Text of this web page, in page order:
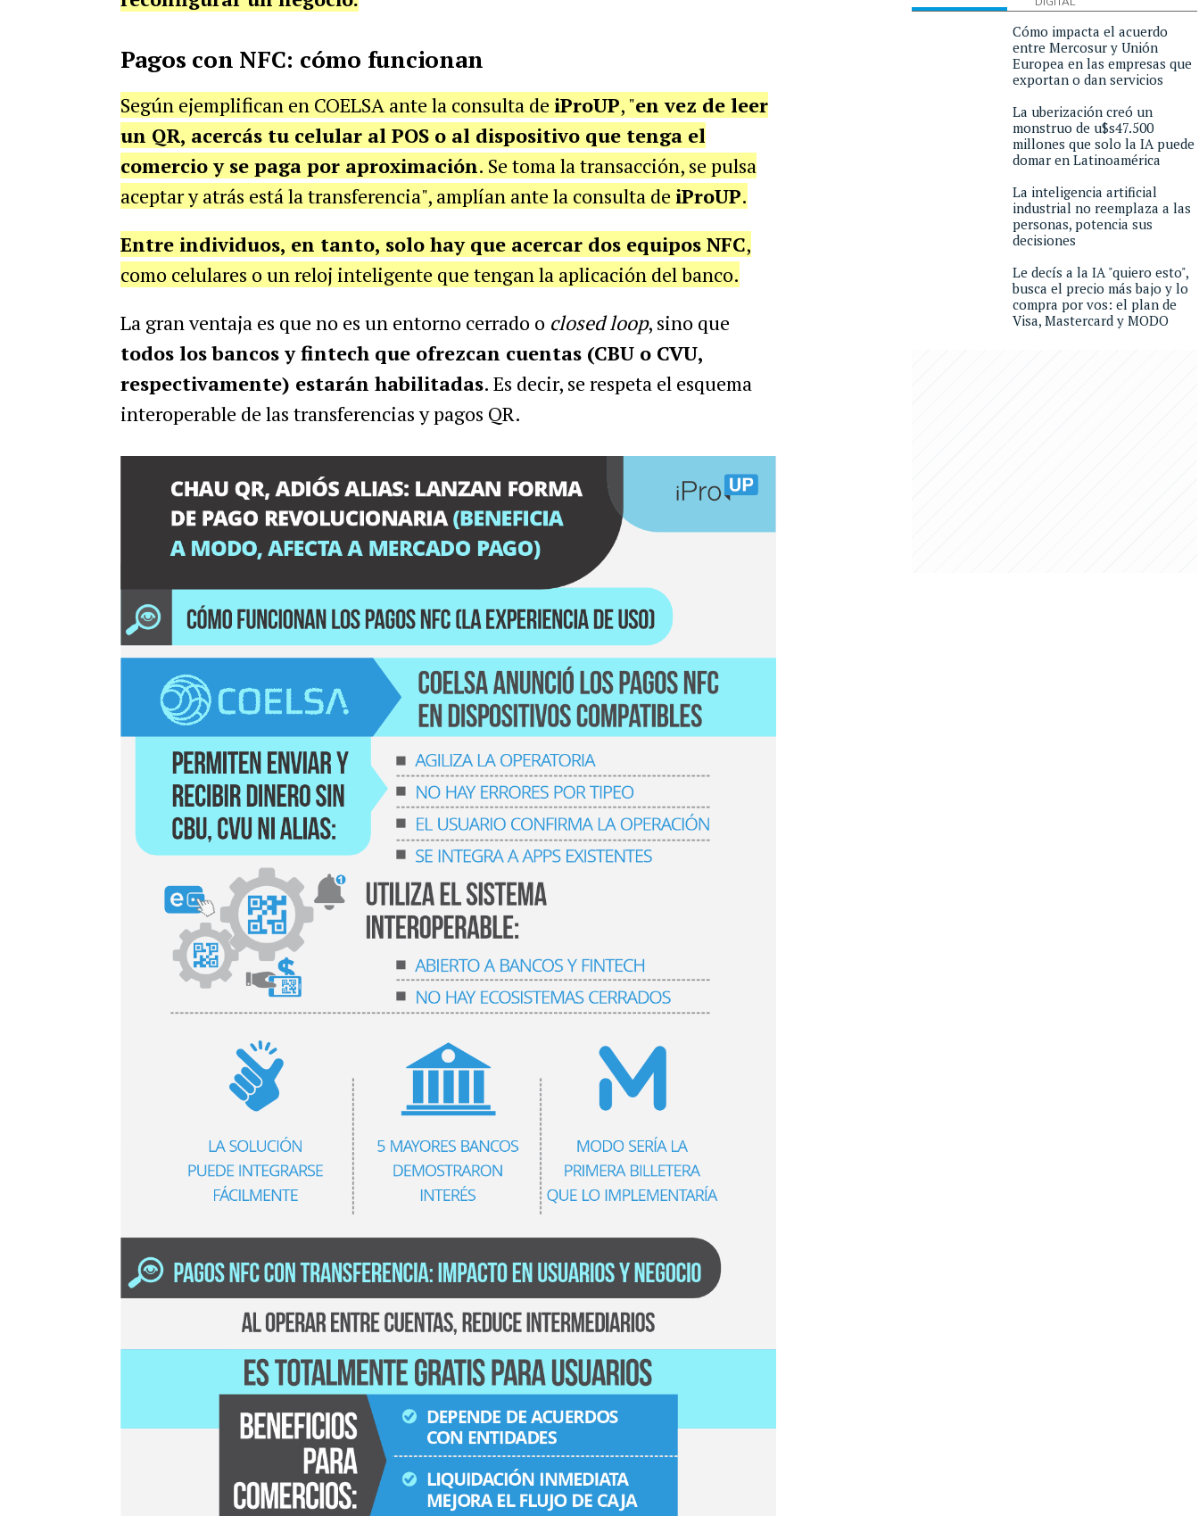
Pagos con NFC: cómo funcionan
Según ejemplifican en COELSA ante la consulta de iProUP, "en vez de leer
un QR, acercás tu celular al POS o al dispositivo que tenga el
comercio y se paga por aproximación. Se toma la transacción, se pulsa
aceptar y atrás está la transferencia", amplían ante la consulta de iProUP.
Entre individuos, en tanto, solo hay que acercar dos equipos NFC,
como celulares o un reloj inteligente que tengan la aplicación del banco.
La gran ventaja es que no es un entorno cerrado o closed loop, sino que
todos los bancos y fintech que ofrezcan cuentas (CBU o CVU,
respectivamente) estarán habilitadas. Es decir, se respeta el esquema
interoperable de las transferencias y pagos QR.
Cómo impacta el acuerdo
entre Mercosur y Unión
Europea en las empresas que
exportan o dan servicios
La uberización creó un
monstruo de u$s47.500
millones que solo la IA puede
domar en Latinoamérica
La inteligencia artificial
industrial no reemplaza a las
personas, potencia sus
decisiones
Le decís a la IA "quiero esto",
busca el precio más bajo y lo
compra por vos: el plan de
Visa, Mastercard y MODO